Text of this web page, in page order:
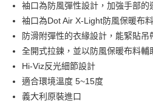
玉山商業銀行
台新國際商業銀行
台灣樂天信用卡公司
Google Pay
大哥付你分期
相關說明
【大哥付你分期使用說明】
AFTEE先享後付
袖口為防風彈性設計，加強手部的
袖口為Dot Air X-Light防風保暖布
防滑附彈性的衣緣設計，能緊貼吊
全開式拉鍊，並以防風保暖布料輔
Hi-Viz反光細節設計
適合環境溫度 5~15度
義大利原裝進口